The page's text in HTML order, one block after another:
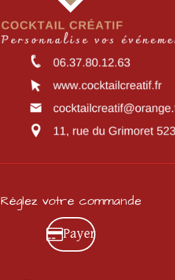
Réglez votre commande
Payer